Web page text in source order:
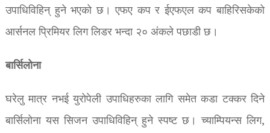
उपाधिविहिन् हुने भएको छ। एफए कप र ईएफएल कप बाहिरिसकेको
आर्सनल प्रिमियर लिग लिडर भन्दा २० अंकले पछाडी छ।
बार्सिलोना
घरेलु मात्र नभई युरोपेली उपाधिहरुका लागि समेत कडा टक्कर दिने
बार्सिलोना यस सिजन उपाधिविहिन् हुने स्पष्ट छ। च्याम्पियन्स लिग,